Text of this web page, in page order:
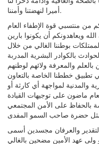
أميرا لنهضتنا وأمننا.
من منتسبي قوة الإطفاء العام
ويعاهدونكم أن يكونوا بارين
بوطننا الغالي من خلال
بالكوادر البشرية المدربة
والمعرفة ولائهم لوطنهم
تطبيق خططنا الخاصة بالتعاون
والمدنية لمواجهة أي كارثة أو
ماضون على توجيهات القيادة
بالحفاظ على الأمن المجتمعي
والعرفان مجسدين أسمى
ولى عهد الأمين مضحين بالغالي